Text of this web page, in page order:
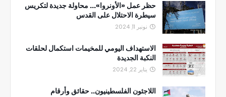
حظر عمل «الأونروا»... محاولة جديدة لتكريس
سيطرة الاحتلال على القدس
نونبر 11, 2024
الاستهداف اليومي للمخيمات استكمال لحلقات
النكبة الجديدة
يناير 22, 2024
اللاجئون الفلسطينيون.. حقائق وأرقام